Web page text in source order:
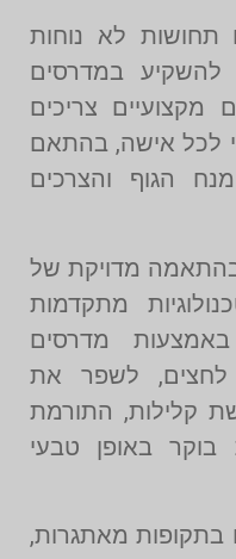
לא נוחות
להשקיע במדרסים
מקצועיים צריכים
לכל אישה, בהתאם
הגוף והצרכים
מדויקת של
מתקדמות
מדרסים
לחצים, לשפר את
קלילות, התורמת
באופן טבעי
בתקופות מאתגרות,